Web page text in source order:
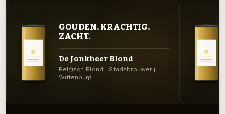
GOUDEN. KRACHTIG.
ZACHT.
De Jonkheer Blond
Belgisch Blond · Stadsbrouwerij
Wittenburg